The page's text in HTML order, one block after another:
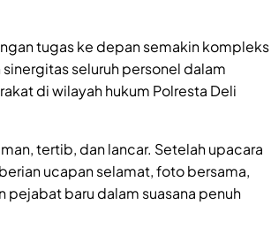
tugas ke depan semakin kompleks
seluruh personel dalam
di wilayah hukum Polresta Deli
tertib, dan lancar. Setelah upacara
ucapan selamat, foto bersama,
pejabat baru dalam suasana penuh